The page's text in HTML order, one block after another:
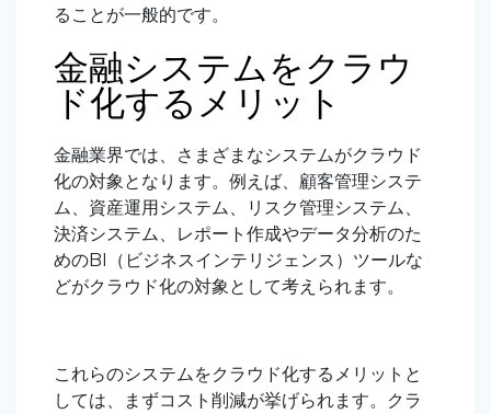
ることが一般的です。
金融システムをクラウ
ド化するメリット
金融業界では、さまざまなシステムがクラウド
化の対象となります。例えば、顧客管理システ
ム、資産運用システム、リスク管理システム、
決済システム、レポート作成やデータ分析のた
めのBI（ビジネスインテリジェンス）ツールな
どがクラウド化の対象として考えられます。
これらのシステムをクラウド化するメリットと
しては、まずコスト削減が挙げられます。クラ